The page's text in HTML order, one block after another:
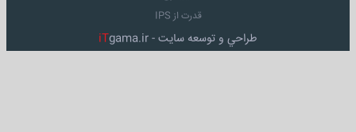
قدرت از IPS
طراحي و توسعه سايت - iTgama.ir